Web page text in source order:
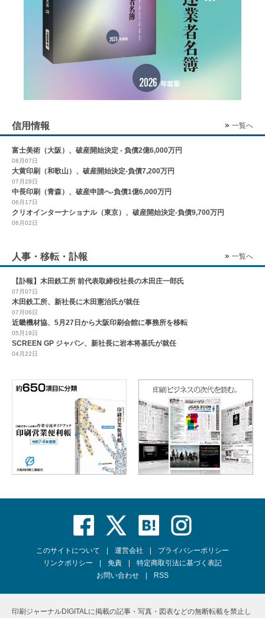
信用情報 一覧へ
富士美術（大阪）、破産開始決定 - 負債2億6,000万円
08月07日
大黄印刷（和歌山）、破産開始決定-負債7,200万円
07月28日
中長印刷（青森）、破産申請へ-負債1億6,000万円
06月17日
クリオインターナショナル（東京）、破産開始決定-負債9,700万円
06月02日
人事・移転・訃報 一覧へ
【訃報】木田鉄工所 前代表取締役社長の木田庄一郎氏
07月07日
木田鉄工所、新社長に木田憲治氏が就任
07月06日
近畿機材協、5月27日から大阪印刷会館に事務所を移転
05月19日
SCREEN GP ジャパン、新社長に岩本将基氏が就任
04月22日
このサイトについて 運営会社
プライバシーポリシー
リンクポリシー
免責
特定商取引法に基づく表記
お問い合わせ
RSS
印刷ジャーナルDIGITALに掲載の記事・写真・図表などの無断転載を禁止し